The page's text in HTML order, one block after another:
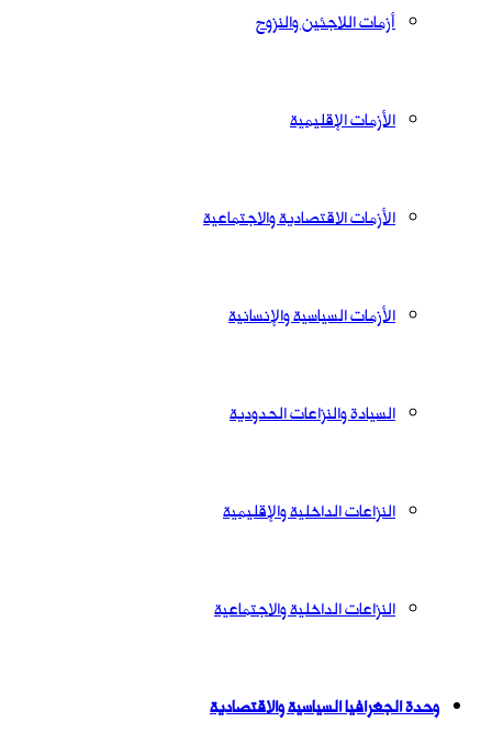
أزمات اللاجئين والنزوح
الأزمات الإقليمية
الأزمات الاقتصادية والاجتماعية
الأزمات السياسية والإنسانية
السيادة والنزاعات الحدودية
النزاعات الداخلية والإقليمية
النزاعات الداخلية والاجتماعية
وحدة الجغرافيا السياسية والاقتصادية